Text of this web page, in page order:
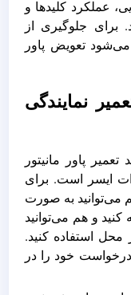
عملکرد کلیدها و
برای جلوگیری از
تعویض پاور
نمایندگی
پاور مانیتور
ایسر است. برای
می‌توانید به صورت
و هم می‌توانید
استفاده کنید.
خود را در